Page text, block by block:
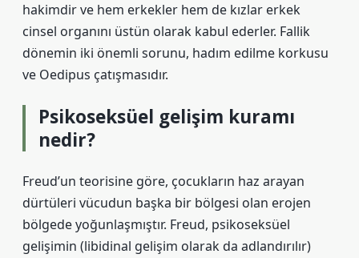
hakimdir ve hem erkekler hem de kızlar erkek
cinsel organını üstün olarak kabul ederler. Fallik
dönemin iki önemli sorunu, hadım edilme korkusu
ve Oedipus çatışmasıdır.
Psikoseksüel gelişim kuramı
nedir?
Freud’un teorisine göre, çocukların haz arayan
dürtüleri vücudun başka bir bölgesi olan erojen
bölgede yoğunlaşmıştır. Freud, psikoseksüel
gelişimin (libidinal gelişim olarak da adlandırılır)